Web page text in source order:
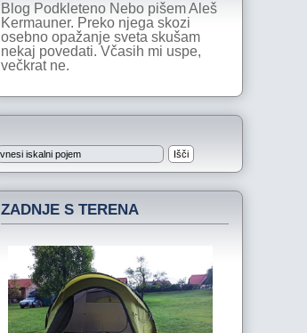
Blog Podkleteno Nebo pišem Aleš
Kermauner. Preko njega skozi
osebno opažanje sveta skušam
nekaj povedati. Včasih mi uspe,
večkrat ne.
ZADNJE S TERENA